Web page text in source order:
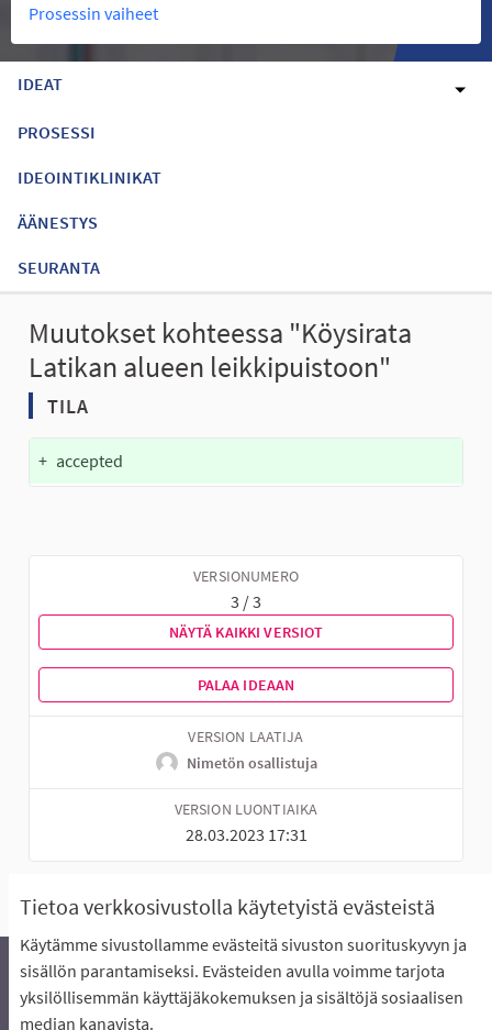
Tietoa verkkosivustolla käytetyistä evästeistä
Käytämme sivustollamme evästeitä sivuston suorituskyvyn ja
sisällön parantamiseksi. Evästeiden avulla voimme tarjota
yksilöllisemmän käyttäjäkokemuksen ja sisältöjä sosiaalisen
median kanavista.
Prosessin vaiheet
IDEAT
PROSESSI
IDEOINTIKLINIKAT
ÄÄNESTYS
SEURANTA
Muutokset kohteessa "Köysirata
Latikan alueen leikkipuistoon"
TILA
+ accepted
VERSIONUMERO
3 / 3
NÄYTÄ KAIKKI VERSIOT
PALAA IDEAAN
VERSION LAATIJA
Nimetön osallistuja
VERSION LUONTIAIKA
28.03.2023 17:31
Äänestyksen pikaohjeet
Usein kysytyt kysymykset